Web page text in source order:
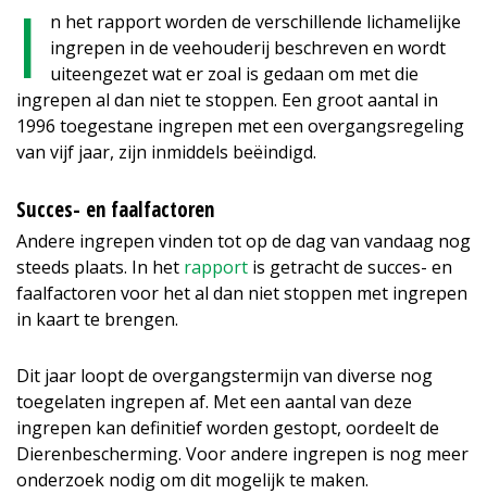
I
n het rapport worden de verschillende lichamelijke
ingrepen in de veehouderij beschreven en wordt
uiteengezet wat er zoal is gedaan om met die
ingrepen al dan niet te stoppen. Een groot aantal in
1996 toegestane ingrepen met een overgangsregeling
van vijf jaar, zijn inmiddels beëindigd.
Succes- en faalfactoren
Andere ingrepen vinden tot op de dag van vandaag nog
steeds plaats. In het rapport is getracht de succes- en
faalfactoren voor het al dan niet stoppen met ingrepen
in kaart te brengen.
Dit jaar loopt de overgangstermijn van diverse nog
toegelaten ingrepen af. Met een aantal van deze
ingrepen kan definitief worden gestopt, oordeelt de
Dierenbescherming. Voor andere ingrepen is nog meer
onderzoek nodig om dit mogelijk te maken.